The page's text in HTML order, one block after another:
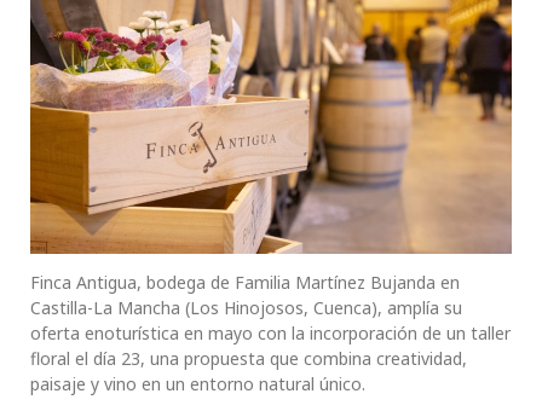
Finca Antigua, bodega de Familia Martínez Bujanda en
Castilla-La Mancha (Los Hinojosos, Cuenca), amplía su
oferta enoturística en mayo con la incorporación de un taller
floral el día 23, una propuesta que combina creatividad,
paisaje y vino en un entorno natural único.